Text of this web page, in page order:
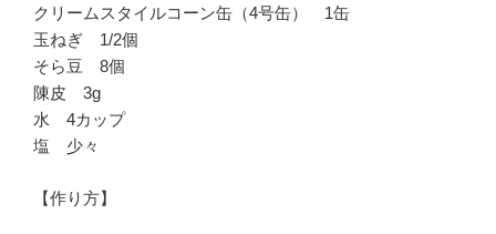
クリームスタイルコーン缶（4号缶） 1缶
玉ねぎ 1/2個
そら豆 8個
陳皮 3g
水 4カップ
塩 少々
【作り方】